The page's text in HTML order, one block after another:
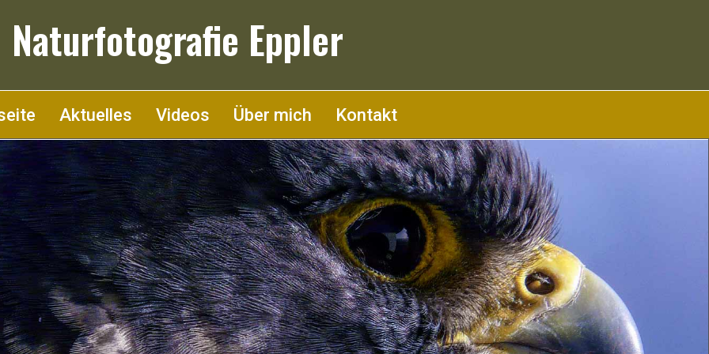
Naturfotografie Eppler
Aktuelles Videos Über mich Kontakt